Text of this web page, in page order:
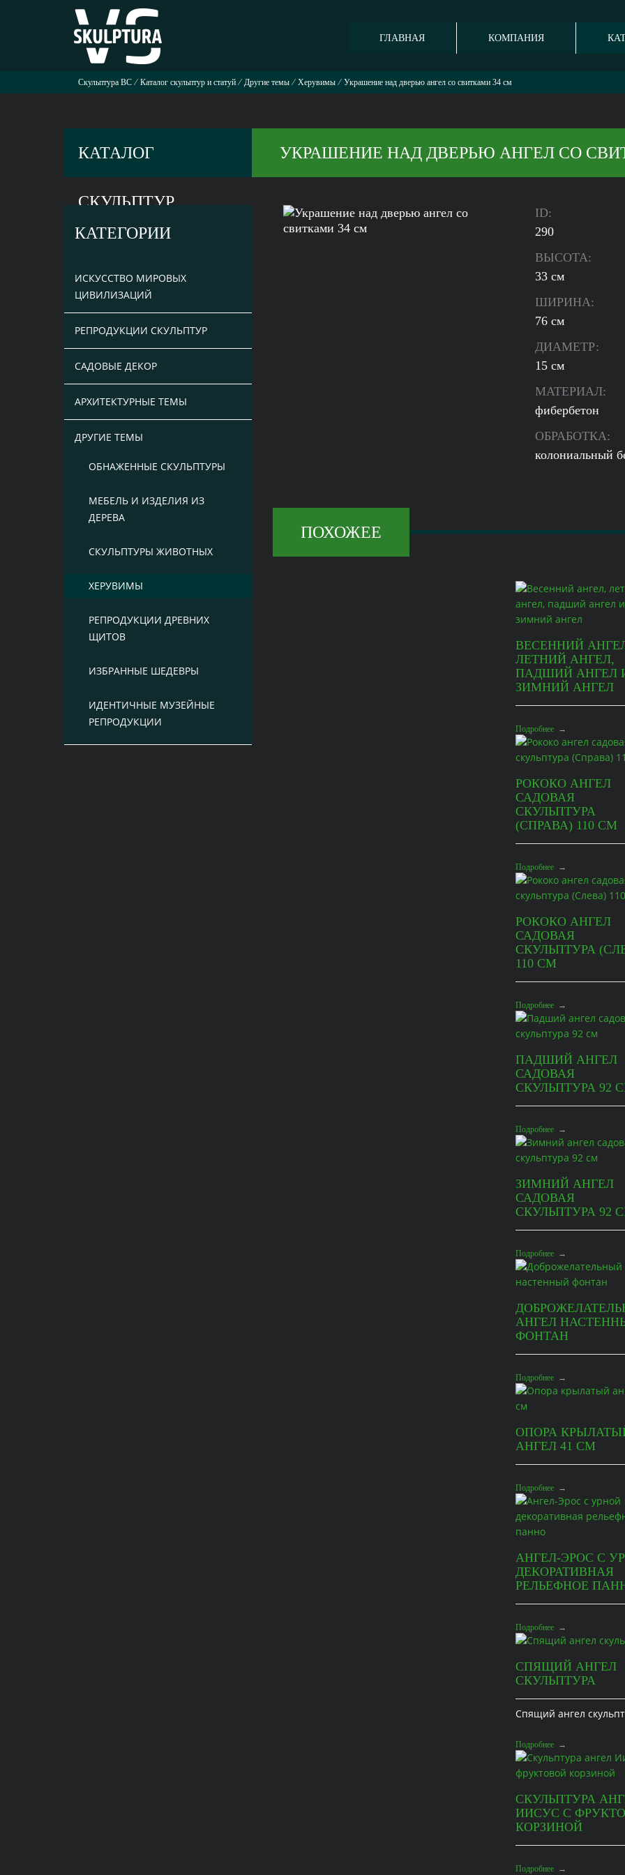
ГЛАВНАЯ КОМПАНИЯ
Скульптура ВС ⁄ Каталог скульптур и статуй ⁄ Другие темы ⁄ Херувимы ⁄ Украшение над дверью ангел со свитками 34 см
КАТАЛОГ
СКУЛЬПТУР
УКРАШЕНИЕ НАД ДВЕРЬЮ АНГЕЛ СО
КАТЕГОРИИ
ИСКУССТВО МИРОВЫХ
ЦИВИЛИЗАЦИЙ
РЕПРОДУКЦИИ СКУЛЬПТУР
САДОВЫЕ ДЕКОР
АРХИТЕКТУРНЫЕ ТЕМЫ
ДРУГИЕ ТЕМЫ
ОБНАЖЕННЫЕ СКУЛЬПТУРЫ
МЕБЕЛЬ И ИЗДЕЛИЯ ИЗ
ДЕРЕВА
СКУЛЬПТУРЫ ЖИВОТНЫХ
ХЕРУВИМЫ
РЕПРОДУКЦИИ ДРЕВНИХ
ЩИТОВ
ИЗБРАННЫЕ ШЕДЕВРЫ
ИДЕНТИЧНЫЕ МУЗЕЙНЫЕ
РЕПРОДУКЦИИ
ID:
290
ВЫСОТА:
33 см
ШИРИНА:
76 см
ДИАМЕТР:
15 см
МАТЕРИАЛ:
фибербетон
ОБРАБОТКА:
колониальный
ПОХОЖЕЕ
ВЕСЕННИЙ
ЛЕТНИЙ АНГЕЛ,
ПАДШИЙ АНГЕЛ
ЗИМНИЙ АНГЕЛ
Подробнее→
РОКОКО АНГЕЛ
САДОВАЯ
СКУЛЬПТУРА
(СПРАВА) 110 СМ
Подробнее→
РОКОКО АНГЕЛ
САДОВАЯ
СКУЛЬПТУРА
110 СМ
Подробнее→
ПАДШИЙ АНГЕЛ
САДОВАЯ
СКУЛЬПТУРА 92
Подробнее→
ЗИМНИЙ АНГЕЛ
САДОВАЯ
СКУЛЬПТУРА 92
Подробнее→
АНГЕЛ
ФОНТАН
Подробнее→
ОПОРА
АНГЕЛ 41 СМ
Подробнее→
АНГЕЛ-ЭРОС С
ДЕКОРАТИВНАЯ
РЕЛЬЕФНОЕ
Подробнее→
СПЯЩИЙ АНГЕЛ
СКУЛЬПТУРА
Спящий ангел
Подробнее→
СКУЛЬПТУРА
ИИСУС С
КОРЗИНОЙ
Подробнее→